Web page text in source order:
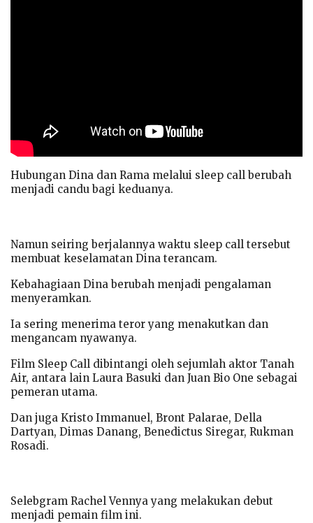
Hubungan Dina dan Rama melalui sleep call berubah
menjadi candu bagi keduanya.
Namun seiring berjalannya waktu sleep call tersebut
membuat keselamatan Dina terancam.
Kebahagiaan Dina berubah menjadi pengalaman
menyeramkan.
Ia sering menerima teror yang menakutkan dan
mengancam nyawanya.
Film Sleep Call dibintangi oleh sejumlah aktor Tanah
Air, antara lain Laura Basuki dan Juan Bio One sebagai
pemeran utama.
Dan juga Kristo Immanuel, Bront Palarae, Della
Dartyan, Dimas Danang, Benedictus Siregar, Rukman
Rosadi.
Selebgram Rachel Vennya yang melakukan debut
menjadi pemain film ini.